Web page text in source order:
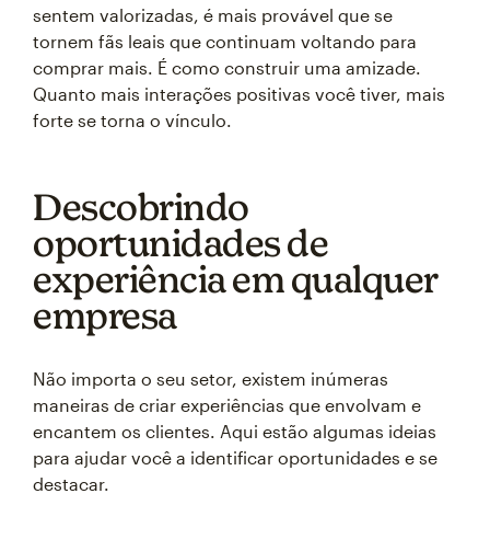
sentem valorizadas, é mais provável que se
tornem fãs leais que continuam voltando para
comprar mais. É como construir uma amizade.
Quanto mais interações positivas você tiver, mais
forte se torna o vínculo.
Descobrindo
oportunidades de
experiência em qualquer
empresa
Não importa o seu setor, existem inúmeras
maneiras de criar experiências que envolvam e
encantem os clientes. Aqui estão algumas ideias
para ajudar você a identificar oportunidades e se
destacar.